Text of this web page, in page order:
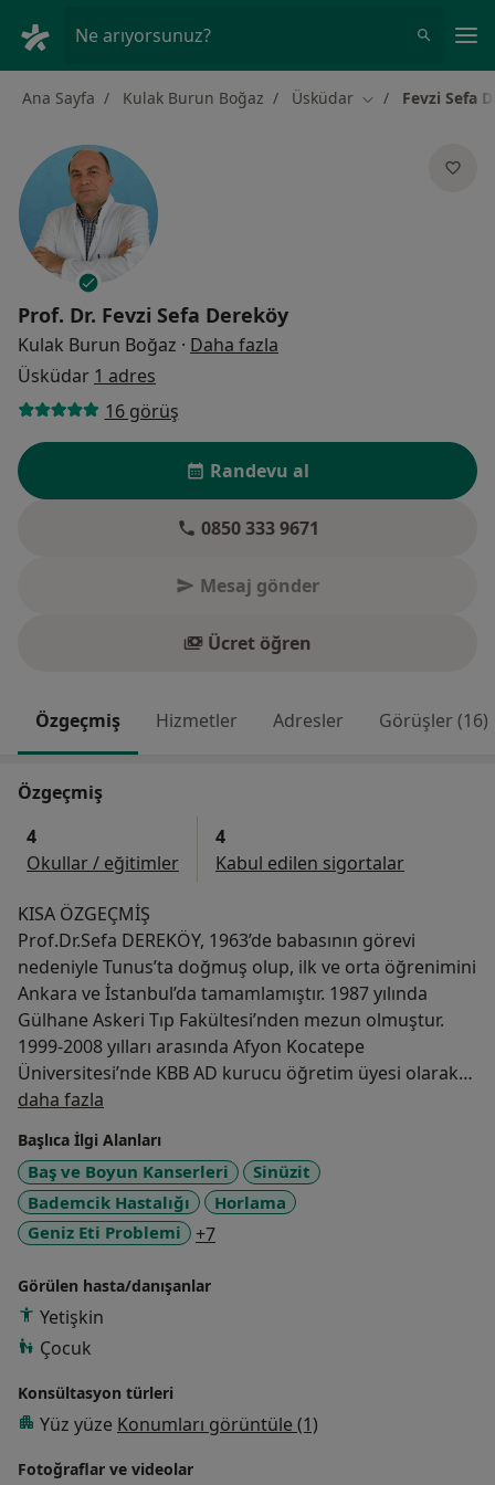
Ne arıyorsunuz?
Ana Sayfa Kulak Burun Boğaz Üsküdar Şehir değiştir
Fevzi Sefa
Prof. Dr. Fevzi Sefa Dereköy
Kulak Burun Boğaz · Daha fazla
Üsküdar 1 adres
16 görüş
Randevu al
0850 333 9671
Mesaj gönder
Ücret öğren
Özgeçmiş Hizmetler Adresler Görüşler (16)
Özgeçmiş
4
Okullar / eğitimler
4
Kabul edilen sigortalar
KISA ÖZGEÇMİŞ
Prof.Dr.Sefa DEREKÖY, 1963’de babasının görevi
nedeniyle Tunus’ta doğmuş olup, ilk ve orta öğrenimini
Ankara ve İstanbul’da tamamlamıştır. 1987 yılında
Gülhane Askeri Tıp Fakültesi’nden mezun olmuştur.
1999-2008 yılları arasında Afyon Kocatepe
Üniversitesi’nde KBB AD kurucu öğretim üyesi olarak
çalışmıştır. Bu sürede Tıp Fakültesi Dekan Yardımcılığı
ve Sağlık Bilimleri Enstitü Müdürlüğü görevlerini
yürütmüştür. 2008’de Çanakkale Onsekiz Mart
Üniversitesi’ne profesör olarak atanmış ve Tıp
Fakültesi’nde Kulak Burun Boğaz Hastalıkları Anabilim
Dalı’nı kurmuştur. Aynı zamanda Çanakkale Onsekiz
kurucu başhekimlik yapmıştır. 2008-2019 yılları
arasında aynı üniversitede Kulak Burun Boğaz
Anabilim Dalı Kurucu Başkanlığı, Uygulama Hastanesi
Kurucu Başhekimliği, Yüksek Okul Müdürlüğü ve
Dekanlık görevlerini yürütmüştür. Ağustos 2019
tarihinden itibaren Medipol Üniversitesi Tıp Fakültesi
çalışmaktadır. Öğretim Elemanları Derneği Başkanlığı,
daha fazla
Başlıca İlgi Alanları
Baş ve Boyun Kanserleri
Sinüzit
Bademcik Hastalığı
Horlama
Geniz Eti Problemi
+7a11y_sr_more_diseases
Görülen hasta/danışanlar
Yetişkin
Çocuk
Konsültasyon türleri
Yüz yüze Konumları görüntüle (1)
Fotoğraflar ve videolar